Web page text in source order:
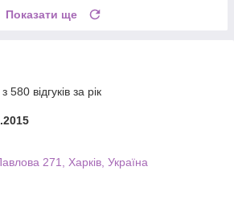
Показати ще
відгуків за рік
271, Харків, Україна